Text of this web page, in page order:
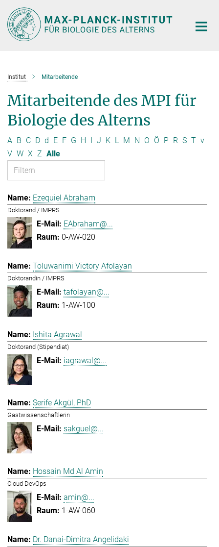
Hauptinhalt
Institut Mitarbeitende
Mitarbeitende des MPI für
Biologie des Alterns
A B C D d E F G H I J K L M N O Ö P R S T v
V W X Z Alle
Ezequiel Abraham
Doktorand / IMPRS
EAbraham@...
0-AW-020
Toluwanimi Victory Afolayan
Doktorandin / IMPRS
tafolayan@...
1-AW-100
Ishita Agrawal
Doktorand (Stipendiat)
iagrawal@...
Serife Akgül, PhD
Gastwissenschaftlerin
sakguel@...
Hossain Md Al Amin
Cloud DevOps
amin@...
1-AW-060
Dr. Danai-Dimitra Angelidaki